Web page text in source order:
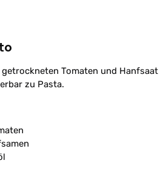
Tomaten und Hanfsaat
zu Pasta.